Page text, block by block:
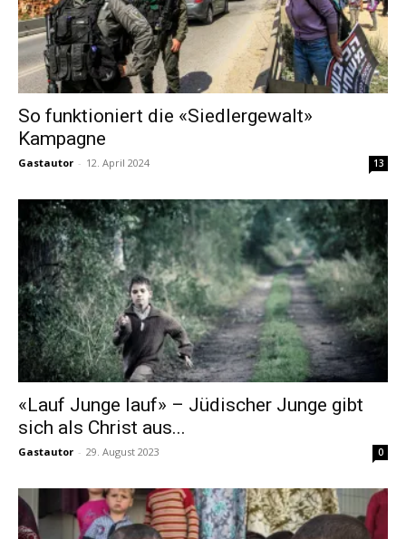
So funktioniert die «Siedlergewalt»
Kampagne
Gastautor - 12. April 2024 13
«Lauf Junge lauf» – Jüdischer Junge gibt
sich als Christ aus...
Gastautor - 29. August 2023 0